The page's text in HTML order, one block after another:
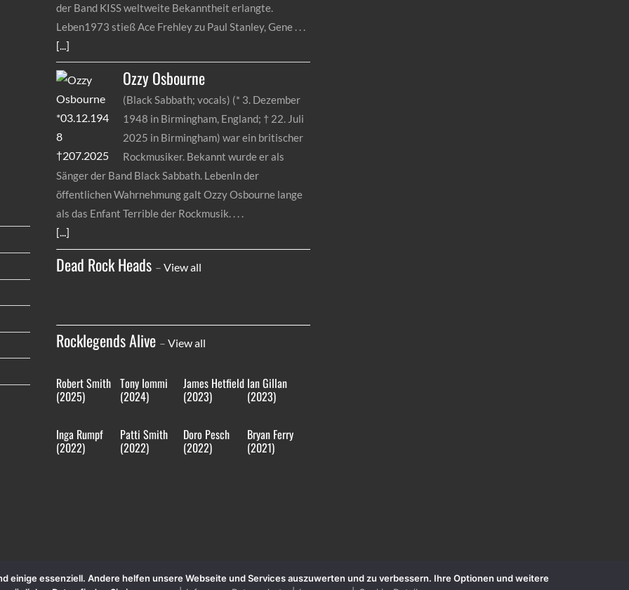
der Band KISS weltweite Bekanntheit erlangte.
Leben1973 stieß Ace Frehley zu Paul Stanley, Gene
[...]
OzzyOsbourne
(Black Sabbath; vocals) (* 3. Dezember
1948 in Birmingham, England; † 22. Juli
2025 in Birmingham) war ein britischer
Rockmusiker. Bekannt wurde er als
Sänger der Band Black Sabbath. LebenIn der
öffentlichen Wahrnehmung galt Ozzy Osbourne lange
als das Enfant Terrible der Rockmusik.
[...]
Dead Rock Heads –View all
Rocklegends Alive –View all
Robert Smith
(2025)
Tony Iommi
(2024)
James Hetfield
(2023)
Ian Gillan
(2023)
Inga Rumpf
(2022)
Patti Smith
(2022)
Doro Pesch
(2022)
Bryan Ferry
(2021)
einige essenziell. Andere helfen unsere Webseite und Services auszuwerten und zu verbessern. Ihre Optionen und weitere